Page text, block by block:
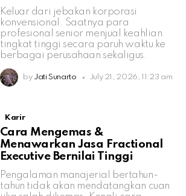
Keluar dari jebakan korporasi
konvensional. Saatnya para
profesional senior menjual keahlian
tingkat tinggi secara paruh waktu ke
berbagai perusahaan sekaligus.
by Jati Sunarto July 21, 2026, 11:23 am
Karir
Cara Mengemas &
Menawarkan Jasa Fractional
Executive Bernilai Tinggi
Pengalaman manajerial bertahun-
tahun tidak akan mendatangkan cuan